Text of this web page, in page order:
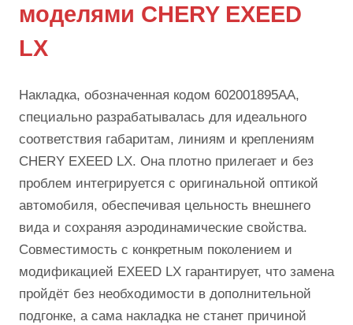
моделями CHERY EXEED
LX
Накладка, обозначенная кодом 602001895AA,
специально разрабатывалась для идеального
соответствия габаритам, линиям и креплениям
CHERY EXEED LX. Она плотно прилегает и без
проблем интегрируется с оригинальной оптикой
автомобиля, обеспечивая цельность внешнего
вида и сохраняя аэродинамические свойства.
Совместимость с конкретным поколением и
модификацией EXEED LX гарантирует, что замена
пройдёт без необходимости в дополнительной
подгонке, а сама накладка не станет причиной